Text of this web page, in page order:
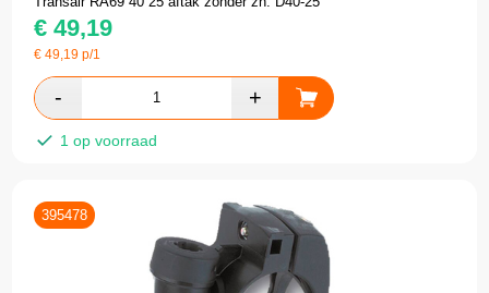
€ 49,19
€49,19 p/1
1 op voorraad
395478